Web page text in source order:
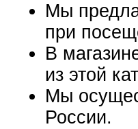
Мы
при
В
из этой
Мы
России.